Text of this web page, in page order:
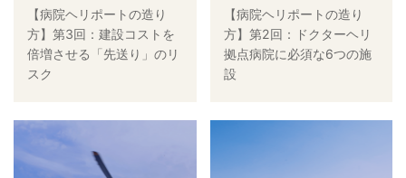
【病院ヘリポートの造り
方】第3回：建設コストを
倍増させる「先送り」のリ
スク
【病院ヘリポートの造り
方】第2回：ドクターヘリ
拠点病院に必須な6つの施
設